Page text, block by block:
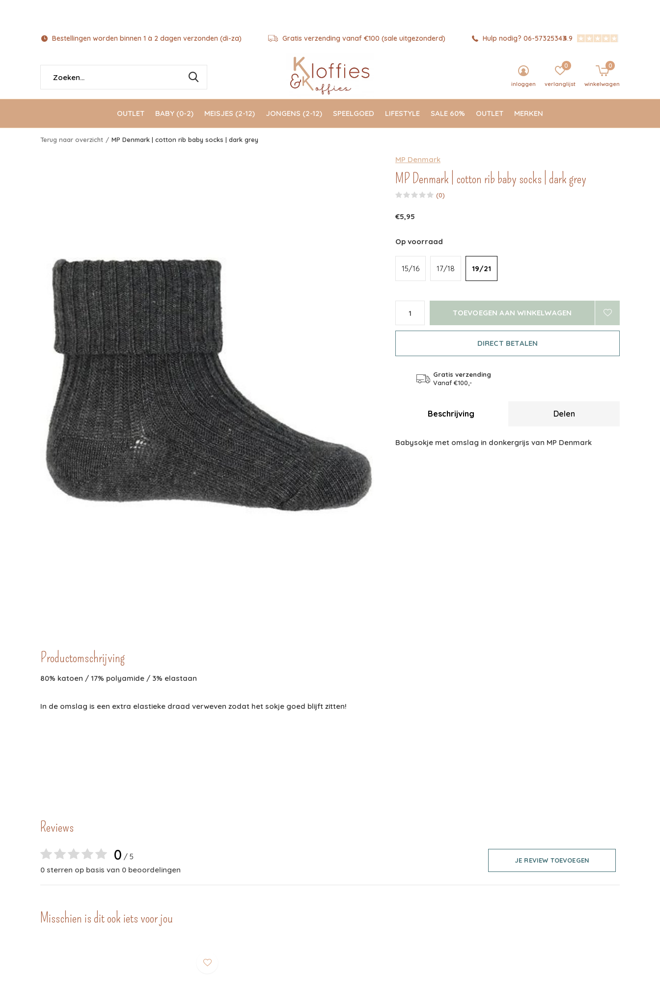
OUTLET BABY (0-2) MEISJES (2-12) JONGENS (2-12) SPEELGOED LIFESTYLE SALE 60% OUTLET MERKEN
inloggen verlanglijst
0
winkelwagen
0
Bestellingen worden binnen 1 à 2 dagen verzonden (di-za) Gratis verzending vanaf €100 (sale uitgezonderd) Hulp nodig? 06-573253434.9
Terug naar overzicht MP Denmark | cotton rib baby socks | dark grey
MP Denmark
MP Denmark | cotton rib baby socks | dark grey
(0)
€5,95
Op voorraad
15/16 17/18 19/21
TOEVOEGEN AAN WINKELWAGEN
DIRECT BETALEN
Gratis verzending
Vanaf €100,-
Beschrijving Delen
Babysokje met omslag in donkergrijs van MP Denmark
Productomschrijving
80% katoen / 17% polyamide / 3% elastaan
In de omslag is een extra elastieke draad verweven zodat het sokje goed blijft zitten!
Reviews
0 / 5
0 sterren op basis van 0 beoordelingen
JE REVIEW TOEVOEGEN
Misschien is dit ook iets voor jou